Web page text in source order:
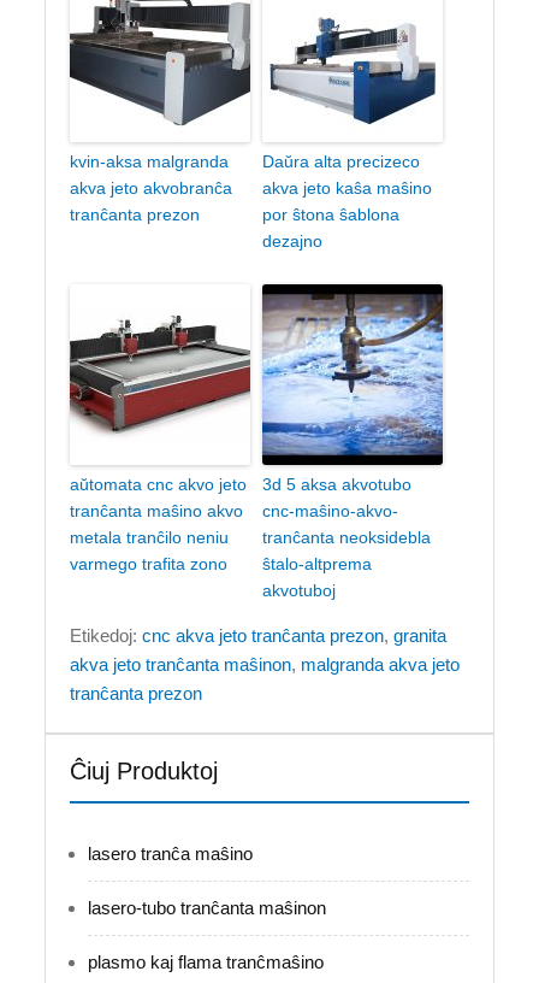
kvin-aksa malgranda
akva jeto akvobranĉa
tranĉanta prezon
Daŭra alta precizeco
akva jeto kaŝa maŝino
por ŝtona ŝablona
dezajno
aŭtomata cnc akvo jeto
tranĉanta maŝino akvo
metala tranĉilo neniu
varmego trafita zono
3d 5 aksa akvotubo
cnc-maŝino-akvo-
tranĉanta neoksidebla
ŝtalo-altprema
akvotuboj
Etikedoj: cnc akva jeto tranĉanta prezon,granita
akva jeto tranĉanta maŝinon, malgranda akva jeto
tranĉanta prezon
Ĉiuj Produktoj
lasero tranĉa maŝino
lasero-tubo tranĉanta maŝinon
plasmo kaj flama tranĉmaŝino